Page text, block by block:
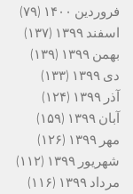
فروردین ۱۴۰۰
(۷۹)
اسفند ۱۳۹۹
(۱۳۷)
بهمن ۱۳۹۹
(۱۳۹)
دی ۱۳۹۹
(۱۳۳)
آذر ۱۳۹۹
(۱۲۴)
آبان ۱۳۹۹
(۱۵۹)
مهر ۱۳۹۹
(۱۲۶)
شهریور ۱۳۹۹
(۱۱۲)
مرداد ۱۳۹۹
(۱۱۶)